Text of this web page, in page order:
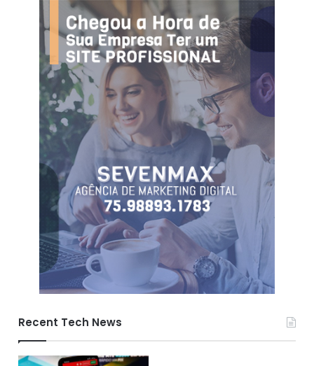
Recent Tech News